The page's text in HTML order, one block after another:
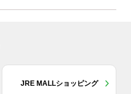
JRE MALLショッピング